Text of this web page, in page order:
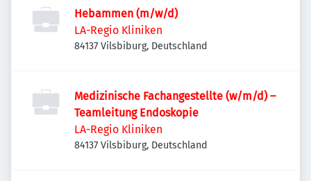
Hebammen (m/w/d)
LA-Regio Kliniken
84137 Vilsbiburg, Deutschland
Medizinische Fachangestellte (w/m/d) –
Teamleitung Endoskopie
LA-Regio Kliniken
84137 Vilsbiburg, Deutschland